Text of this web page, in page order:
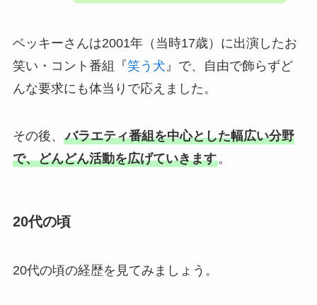
ベッキーさんは2001年（当時17歳）に出演したお
笑い・コント番組『笑う犬 』で、自由で飾らずど
んな要求にも体当りで応えました。
その後、 バラエティ番組を中心とした幅広い分野
で、どんどん活動を広げていきます。
20代の頃
20代の頃の経歴を見てみましょう。